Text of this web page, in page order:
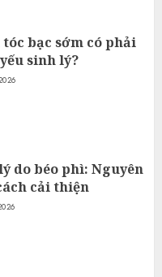
bạc sớm có phải
sinh lý?
do béo phì: Nguyên
cải thiện